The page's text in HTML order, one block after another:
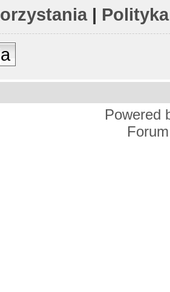
|
Powered